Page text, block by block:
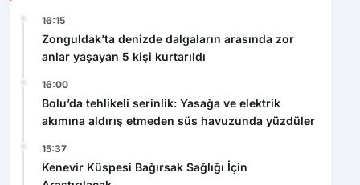
16:15
Zonguldak’ta denizde dalgaların arasında zor
anlar yaşayan 5 kişi kurtarıldı
16:00
Bolu’da tehlikeli serinlik: Yasağa ve elektrik
akımına aldırış etmeden süs havuzunda yüzdüler
15:37
Kenevir Küspesi Bağırsak Sağlığı İçin